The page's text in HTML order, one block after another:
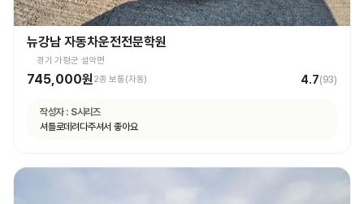
뉴강남 자동차운전전문학원
경기 가평군 설악면
745,000원2종 보통(자동) 4.7(93)
작성자 : S시리즈
셔틀로데려다주셔서 좋아요